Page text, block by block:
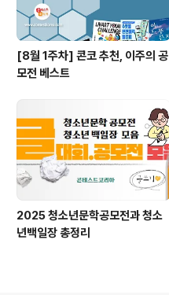
[8월 1주차] 콘코 추천, 이주의 공
모전 베스트
2025 청소년문학공모전과 청소
년백일장 총정리